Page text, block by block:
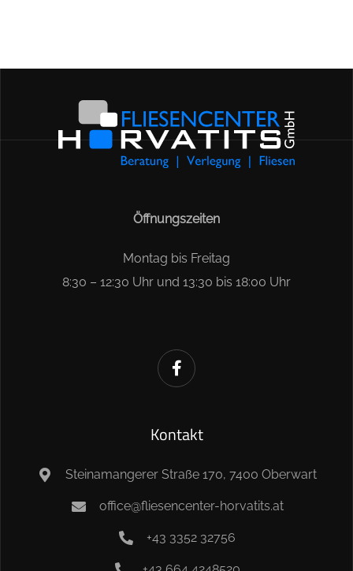
Öffnungszeiten
Montag bis Freitag
8:30 – 12:30 Uhr und 13:30 bis 18:00 Uhr
Kontakt
Steinamangerer Straße 170, 7400 Oberwart
office@fliesencenter-horvatits.at
+43 3352 32756